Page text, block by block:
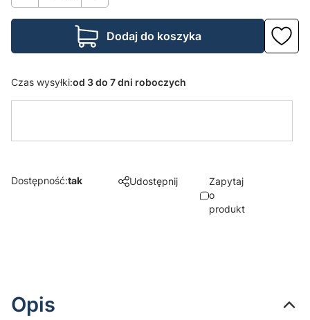
Dodaj do koszyka
Czas wysyłki:od 3 do 7 dni roboczych
Dostępność:tak Udostępnij
Zapytaj
o
produkt
Opis